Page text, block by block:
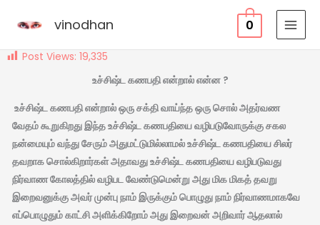
vinodhan 0
Post Views: 19,335
உச்சிஷ்ட கணபதி என்றால் என்ன ?
உச்சிஷ்ட கணபதி என்றால் ஒரு சக்தி வாய்ந்த ஒரு சொல் அதர்வண
வேதம் கூறுகிறது இந்த உச்சிஷ்ட கணபதியை வழிபடுவோருக்கு சகல
நன்மையும் வந்து சேரும் அதுமட்டுமில்லாமல் உச்சிஷ்ட கணபதியை சிலர்
தவறாக சொல்கிறார்கள் அதாவது உச்சிஷ்ட கணபதியை வழிபடுவது
நிர்வாண கோலத்தில் வழிபட வேண்டுமென்று அது மிக மிகத் தவறு
இறைவனுக்கு அவர் முன்பு நாம் இருக்கும் பொழுது நாம் நிர்வாணமாகவே
எப்பொழுதும் காட்சி அளிக்கிறோம் அது இறைவன் அறிவார் ஆதலால்